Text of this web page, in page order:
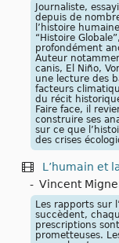
Journaliste,
depuis de
l’histoire
“Histoire
profondément
Auteur
canis, El Niño,
une lecture des
facteurs
du récit
Faire face, il
construire ses
sur ce que
des crises
L’humain et
- Vincent
Les rapports sur
succèdent,
prescriptions
prometteuses.